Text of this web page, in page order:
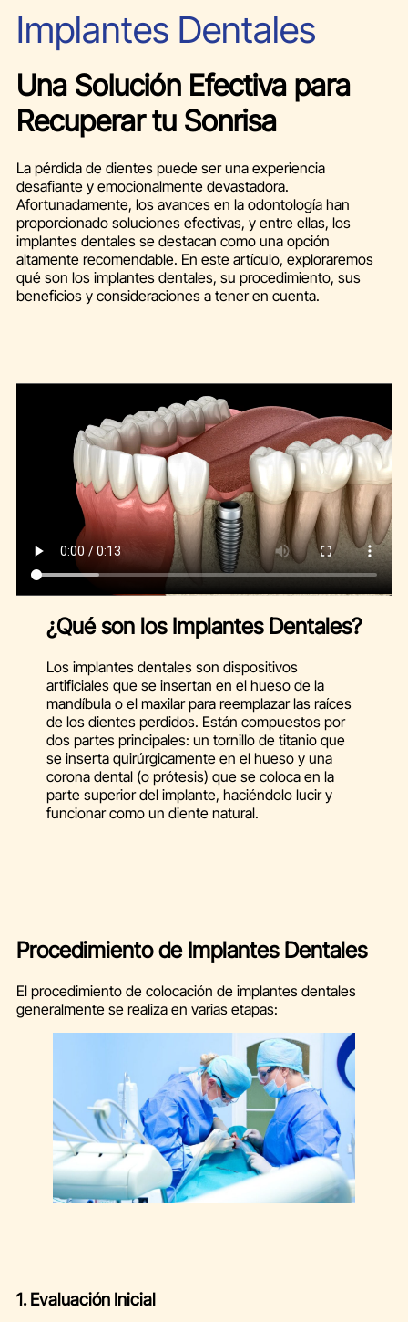
Implantes Dentales
Una Solución Efectiva para
Recuperar tu Sonrisa
La pérdida de dientes puede ser una experiencia
desafiante y emocionalmente devastadora.
Afortunadamente, los avances en la odontología han
proporcionado soluciones efectivas, y entre ellas, los
implantes dentales se destacan como una opción
altamente recomendable. En este artículo, exploraremos
qué son los implantes dentales, su procedimiento, sus
beneficios y consideraciones a tener en cuenta.
¿Qué son los Implantes Dentales?
Los implantes dentales son dispositivos
artificiales que se insertan en el hueso de la
mandíbula o el maxilar para reemplazar las raíces
de los dientes perdidos. Están compuestos por
dos partes principales: un tornillo de titanio que
se inserta quirúrgicamente en el hueso y una
corona dental (o prótesis) que se coloca en la
parte superior del implante, haciéndolo lucir y
funcionar como un diente natural.
Procedimiento de Implantes Dentales
El procedimiento de colocación de implantes dentales
generalmente se realiza en varias etapas:
1. Evaluación Inicial